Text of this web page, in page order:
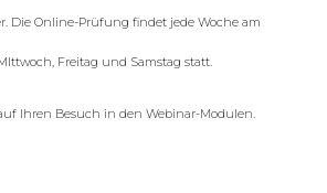
Die Online-Prüfung findet jede Woche am
Freitag und Samstag statt.
Ihren Besuch in den Webinar-Modulen.